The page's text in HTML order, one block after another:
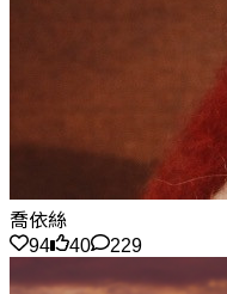
喬依絲
94
40 229